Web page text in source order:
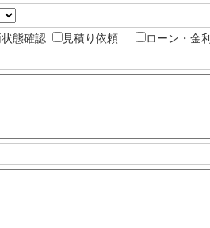
態確認 見積り依頼
ローン・金利